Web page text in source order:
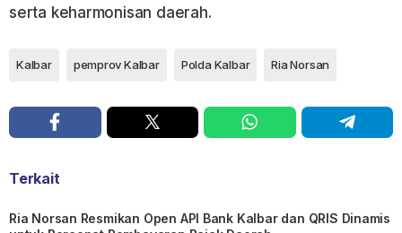
serta keharmonisan daerah.
Kalbar pemprov Kalbar Polda Kalbar Ria Norsan
Terkait
Ria Norsan Resmikan Open API Bank Kalbar dan QRIS Dinamis